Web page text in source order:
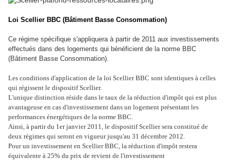
Loi Scellier BBC (Bâtiment Basse Consommation)
Ce régime spécifique s'appliquera à partir de 2011 aux investissements
effectués dans des logements qui bénéficient de la norme BBC
(Bâtiment Basse Consommation).
Les conditions d'application de la loi Scellier BBC sont identiques à celles
qui régissent le dispositif Scellier.
L'unique distinction réside dans le taux de la réduction d'impôt qui est plus
avantageuse en cas d'investissement dans un logement présentant les
performances énergétiques de la norme BBC.
Ainsi, à partir du 1er janvier 2011, le dispositif Scellier sera constitué de
deux régimes qui seront en vigueur jusqu'au 31 décembre 2012.
Pour un investissement en Scellier BBC, la réduction d'impôt restera
équivalente à 25% du prix de revient de l'investissement